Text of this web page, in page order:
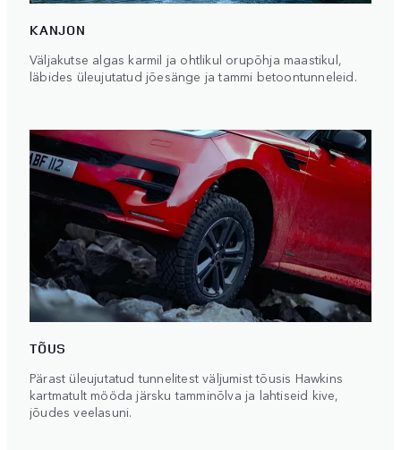
KANJON
Väljakutse algas karmil ja ohtlikul orupõhja maastikul,
läbides üleujutatud jõesänge ja tammi betoontunneleid.
TÕUS
Pärast üleujutatud tunnelitest väljumist tõusis Hawkins
kartmatult mööda järsku tamminõlva ja lahtiseid kive,
jõudes veelasuni.